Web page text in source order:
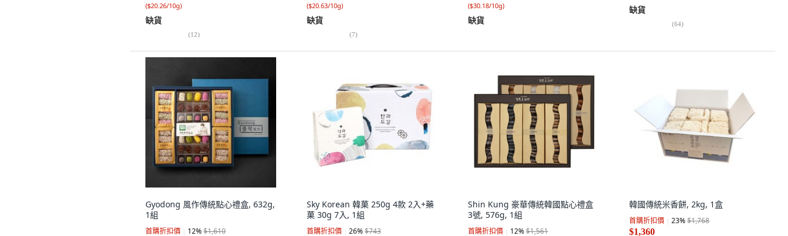
($20.26/10g)
缺貨
(12)
($20.63/10g)
缺貨
(7)
($30.18/10g)
缺貨
缺貨
(64)
Gyodong 風作傳統點心禮盒, 632g,
1組
首購折扣價 12%$1,610
Sky Korean 韓菓 250g 4款 2入+藥
菓 30g 7入, 1組
首購折扣價 26%$743
Shin Kung 豪華傳統韓國點心禮盒
3號, 576g, 1組
首購折扣價 12%$1,561
韓國傳統米香餅, 2kg, 1盒
首購折扣價 23%$1,768
$1,360